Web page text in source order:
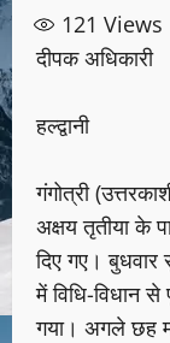
121 Views
दीपक अधिकारी
हल्द्वानी
गंगोत्री
अक्षय तृतीया के
दिए गए।
में विधि-विधान
गया। अगले छह